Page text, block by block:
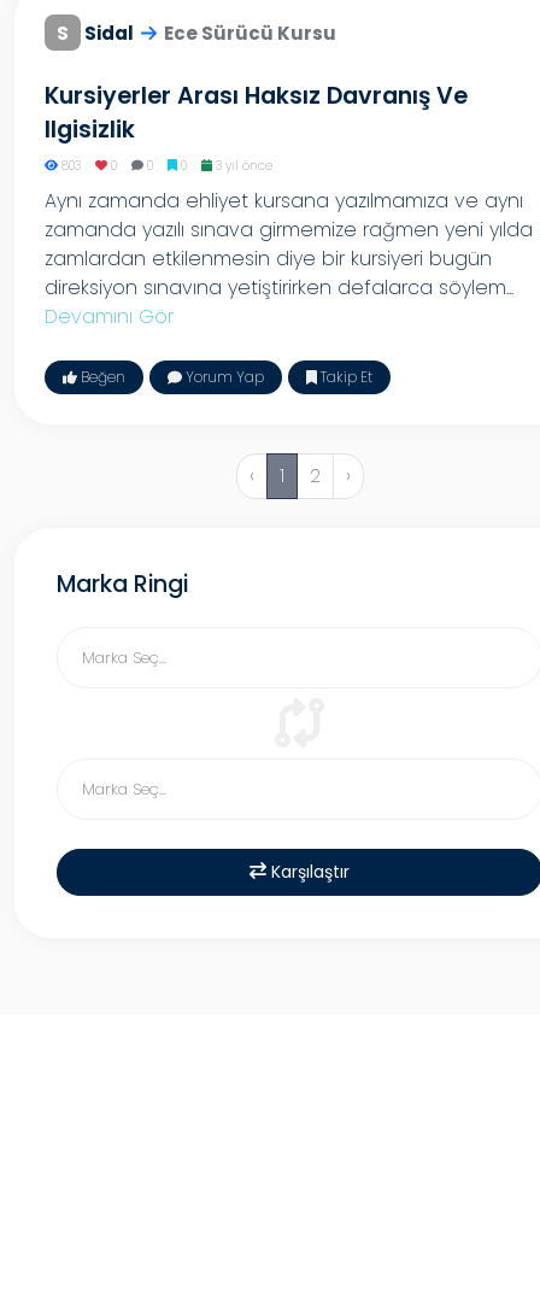
S Sidal Ece Sürücü Kursu
Kursiyerler Arası Haksız Davranış Ve
Ilgisizlik
803 0 0 0 3 yıl önce
Aynı zamanda ehliyet kursana yazılmamıza ve aynı
zamanda yazılı sınava girmemize rağmen yeni yılda
zamlardan etkilenmesin diye bir kursiyeri bugün
direksiyon sınavına yetiştirirken defalarca söylem...
Devamını Gör
Beğen Yorum Yap Takip Et
‹ 1 2 ›
Marka Ringi
Karşılaştır